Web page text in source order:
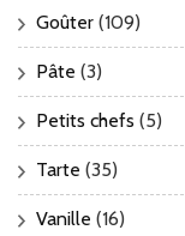
Goûter (109)
Pâte (3)
Petits chefs (5)
Tarte (35)
Vanille (16)